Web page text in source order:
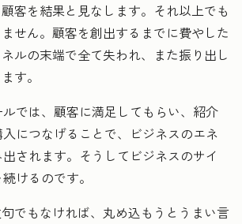
客を結果と見なします。それ以上でも
せん。顧客を創出するまでに費やした
ルの末端で全て失われ、また振り出し
す。
ルでは、顧客に満足してもらい、紹介
につなげることで、ビジネスのエネ
されます。そうしてビジネスのサイ
けるのです。
でもなければ、丸め込もうとうまい言